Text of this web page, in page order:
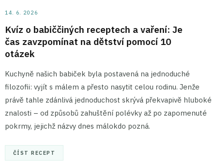
14. 6. 2026
Kvíz o babiččiných receptech a vaření: Je
čas zavzpomínat na dětství pomocí 10
otázek
Kuchyně našich babiček byla postavená na jednoduché
filozofii: vyjít s málem a přesto nasytit celou rodinu. Jenže
právě tahle zdánlivá jednoduchost skrývá překvapivě hluboké
znalosti – od způsobů zahuštění polévky až po zapomenuté
pokrmy, jejichž názvy dnes málokdo pozná.
ČÍST RECEPT